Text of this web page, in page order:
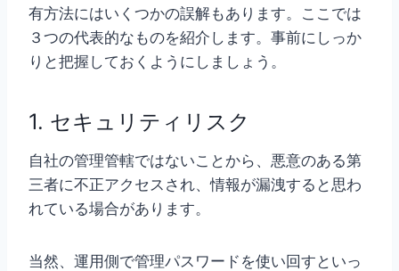
有方法にはいくつかの誤解もあります。ここでは
３つの代表的なものを紹介します。事前にしっか
りと把握しておくようにしましょう。
1. セキュリティリスク
自社の管理管轄ではないことから、悪意のある第
三者に不正アクセスされ、情報が漏洩すると思わ
れている場合があります。
当然、運用側で管理パスワードを使い回すといっ